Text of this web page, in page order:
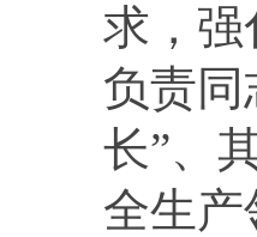
求，强
负责同
长”、
全生